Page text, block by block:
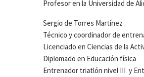
Profesor en la Universidad de
Sergio de Torres Martínez
Técnico y coordinador de
Licenciado en Ciencias de la
Diplomado en Educación física
Entrenador triatlón nivel III y